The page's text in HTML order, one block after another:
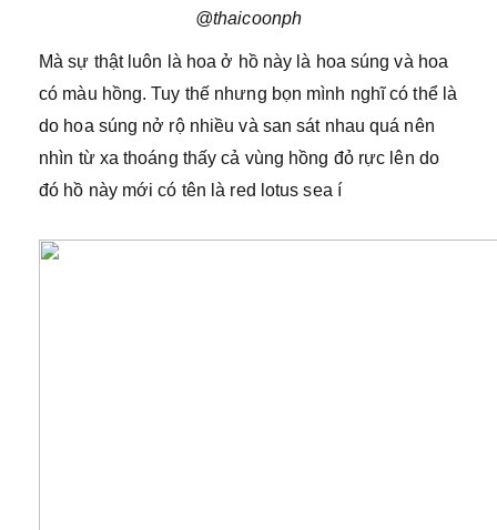
@thaicoonph
Mà sự thật luôn là hoa ở hồ này là hoa súng và hoa
có màu hồng. Tuy thế nhưng bọn mình nghĩ có thể là
do hoa súng nở rộ nhiều và san sát nhau quá nên
nhìn từ xa thoáng thấy cả vùng hồng đỏ rực lên do
đó hồ này mới có tên là red lotus sea í